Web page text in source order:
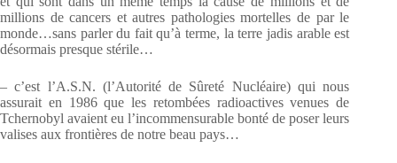
millions de cancers et autres pathologies mortelles de par le
monde…sans parler du fait qu’à terme, la terre jadis arable est
désormais presque stérile…
– c’est l’A.S.N. (l’Autorité de Sûreté Nucléaire) qui nous
assurait en 1986 que les retombées radioactives venues de
Tchernobyl avaient eu l’incommensurable bonté de poser leurs
valises aux frontières de notre beau pays…